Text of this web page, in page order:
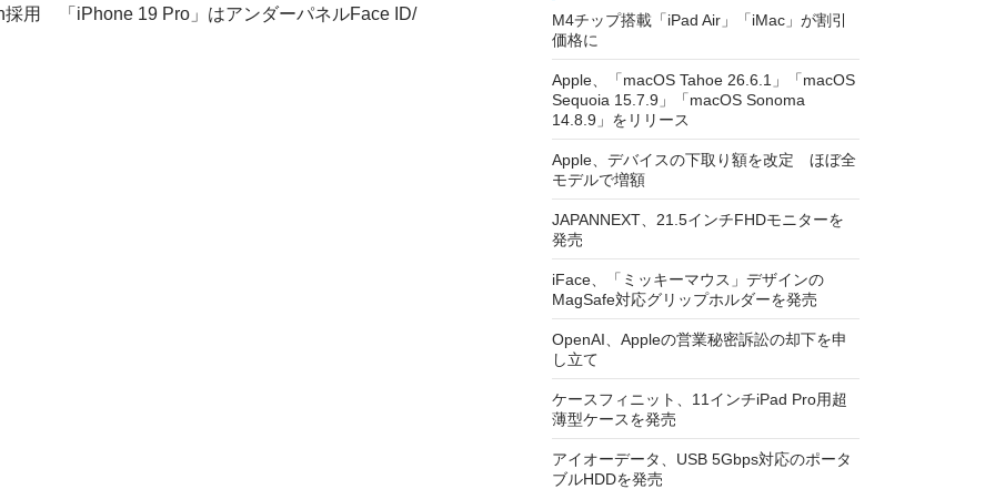
採用 「iPhone 19 Pro」はアンダーパネルFace ID/
M4チップ搭載「iPad Air」「iMac」が割引
価格に
Apple、「macOS Tahoe 26.6.1」「macOS
Sequoia 15.7.9」「macOS Sonoma
14.8.9」をリリース
Apple、デバイスの下取り額を改定 ほぼ全
モデルで増額
JAPANNEXT、21.5インチFHDモニターを
発売
iFace、「ミッキーマウス」デザインの
MagSafe対応グリップホルダーを発売
OpenAI、Appleの営業秘密訴訟の却下を申
し立て
ケースフィニット、11インチiPad Pro用超
薄型ケースを発売
アイオーデータ、USB 5Gbps対応のポータ
ブルHDDを発売